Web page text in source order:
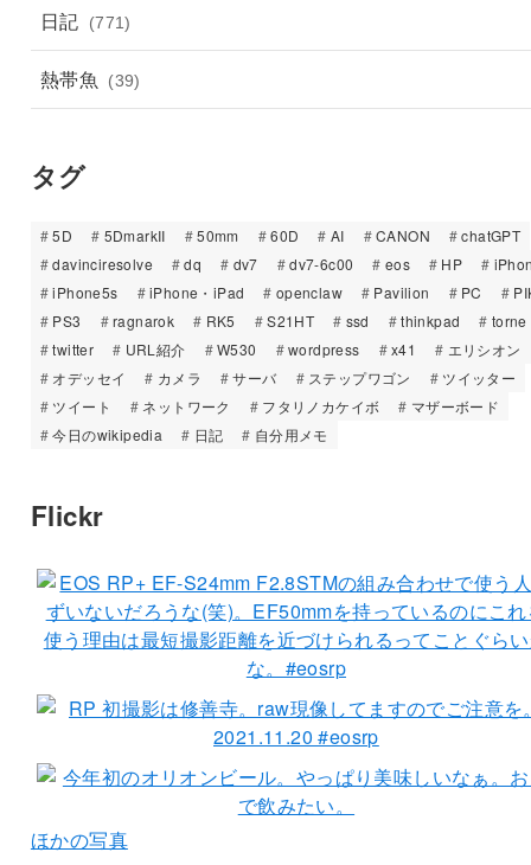
日記 (771)
熱帯魚 (39)
タグ
5D 5DmarkII 50mm 60D AI CANON
chatGPT
davinciresolve
dq dv7 dv7-6c00 eos HP
iPhone5s
iPhone・iPad openclaw Pavilion PC
PS3
ragnarok RK5 S21HT ssd thinkpad
torne
twitter
URL紹介 W530 wordpress x41
エリシオン
オデッセイ
カメラ サーバ ステップワゴン
ツイッター
ツイート
ネットワーク フタリノカケイボ
マザーボード
今日のwikipedia
日記 自分用メモ
Flickr
ほかの写真